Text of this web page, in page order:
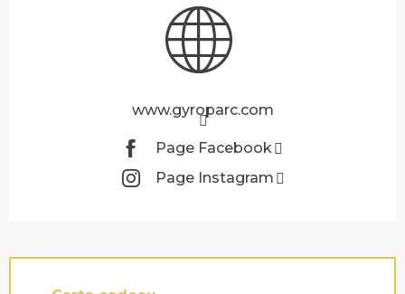
www.gyroparc.com
Page Facebook
Page Instagram